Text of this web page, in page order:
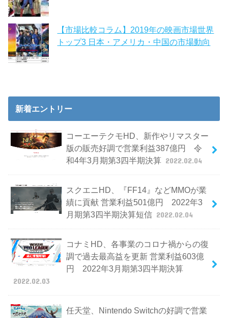
【市場比較コラム】2019年の映画市場世界
トップ3 日本・アメリカ・中国の市場動向
新着エントリー
コーエーテクモHD、新作やリマスター
版の販売好調で営業利益387億円 令
和4年3月期第3四半期決算 2022.02.04
スクエニHD、『FF14』などMMOが業
績に貢献 営業利益501億円 2022年3
月期第3四半期決算短信 2022.02.04
コナミHD、各事業のコロナ禍からの復
調で過去最高益を更新 営業利益603億
円 2022年3月期第3四半期決算
2022.02.03
任天堂、Nintendo Switchの好調で営業